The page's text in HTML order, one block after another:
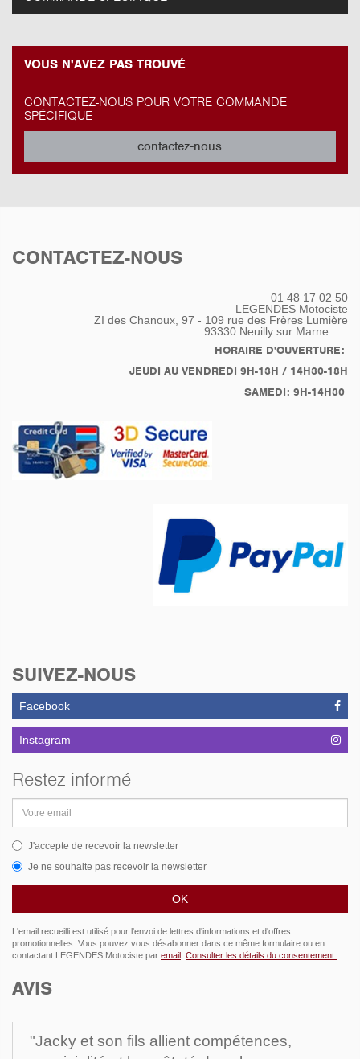
VOUS N'AVEZ PAS TROUVÉ
CONTACTEZ-NOUS POUR VOTRE COMMANDE
SPÉCIFIQUE
contactez-nous
CONTACTEZ-NOUS
01 48 17 02 50
LEGENDES Motociste
ZI des Chanoux, 97 - 109 rue des Frères Lumière
93330 Neuilly sur Marne
HORAIRE D'OUVERTURE:
JEUDI AU VENDREDI 9H-13H / 14H30-18H
SAMEDI: 9H-14H30
SUIVEZ-NOUS
Facebook
Instagram
Restez informé
email
J'accepte de recevoir la newsletter
Je ne souhaite pas recevoir la newsletter
L'email recueilli est utilisé pour l'envoi de lettres d'informations et d'offres
promotionnelles. Vous pouvez vous désabonner dans ce même formulaire ou en
contactant LEGENDES Motociste par email Consulter les détails du consentement.
AVIS
"Jacky et son fils allient compétences,